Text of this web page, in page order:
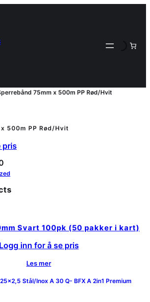
75mm x 500m PP Rød/Hvit
500m PP Rød/Hvit
pris
Svart 100pk (50 pakker i kart)
Logg inn for å se pris
Les mer